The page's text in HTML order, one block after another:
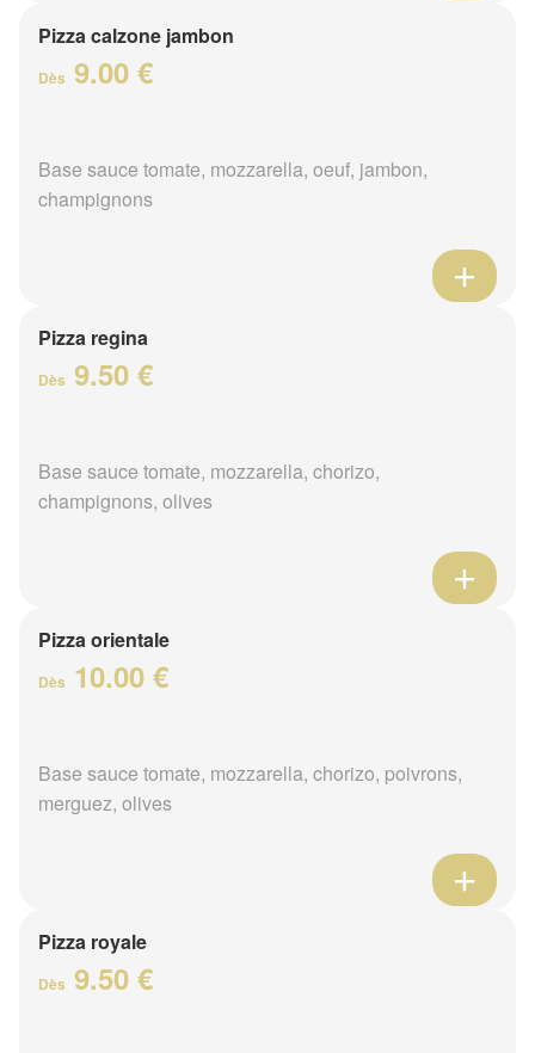
Pizza calzone jambon
Dès 9.00 €
Base sauce tomate, mozzarella, oeuf, jambon,
champignons
Pizza regina
Dès 9.50 €
Base sauce tomate, mozzarella, chorizo,
champignons, olives
Pizza orientale
Dès 10.00 €
Base sauce tomate, mozzarella, chorizo, poivrons,
merguez, olives
Pizza royale
Dès 9.50 €